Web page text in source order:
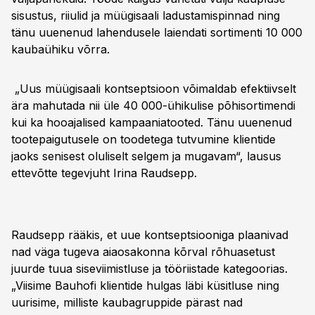
sisustus, riiulid ja müügisaali ladustamispinnad ning
tänu uuenenud lahendusele laiendati sortimenti 10 000
kaubaühiku võrra.
„Uus müügisaali kontseptsioon võimaldab efektiivselt
ära mahutada nii üle 40 000-ühikulise põhisortimendi
kui ka hooajalised kampaaniatooted. Tänu uuenenud
tootepaigutusele on toodetega tutvumine klientide
jaoks senisest oluliselt selgem ja mugavam“, lausus
ettevõtte tegevjuht Irina Raudsepp.
Raudsepp rääkis, et uue kontseptsiooniga plaanivad
nad väga tugeva aiaosakonna kõrval rõhuasetust
juurde tuua siseviimistluse ja tööriistade kategoorias.
„Viisime Bauhofi klientide hulgas läbi küsitluse ning
uurisime, milliste kaubagruppide pärast nad